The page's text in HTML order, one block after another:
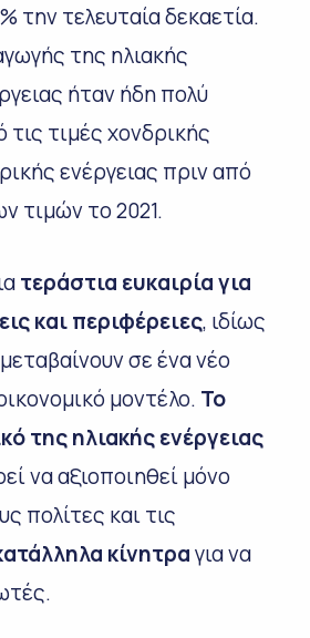
την τελευταία δεκαετία.
της ηλιακής
ήταν ήδη πολύ
τιμές χονδρικής
ενέργειας πριν από
τιμών το 2021.
τεράστια ευκαιρία για
και περιφέρειες, ιδίως
σε ένα νέο
μοντέλο. Το
της ηλιακής ενέργειας
να αξιοποιηθεί μόνο
πολίτες και τις
κίνητραγια να